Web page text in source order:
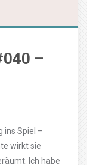
–
ins Spiel –
wirkt sie
Ich habe